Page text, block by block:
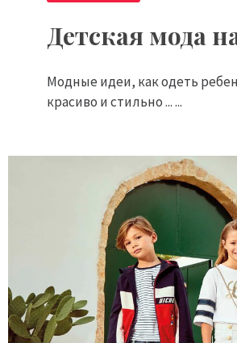
Детская мода
Модные идеи, как одеть
красиво и стильно ... ...